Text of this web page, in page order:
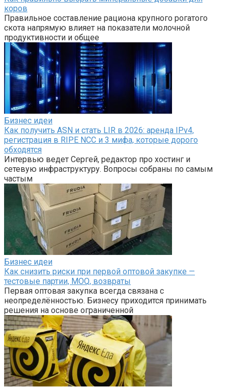
коров
Правильное составление рациона крупного рогатого
скота напрямую влияет на показатели молочной
продуктивности и общее
Бизнес идеи
Как получить ASN и стать LIR в 2026: аренда IPv4,
регистрация в RIPE NCC и 3 мифа, которые дорого
обходятся
Интервью ведет Сергей, редактор про хостинг и
сетевую инфраструктуру. Вопросы собраны по самым
частым
Бизнес идеи
Как снизить риски при первой оптовой закупке —
тестовые партии, MOQ, возвраты
Первая оптовая закупка всегда связана с
неопределённостью. Бизнесу приходится принимать
решения на основе ограниченной